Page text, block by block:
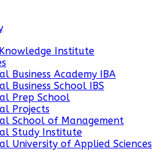
Institute
Business Academy IBA
Business School IBS
Prep School
Projects
School of Management
Study Institute
University of Applied Sciences